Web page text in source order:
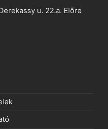
u. 22.a. Előre